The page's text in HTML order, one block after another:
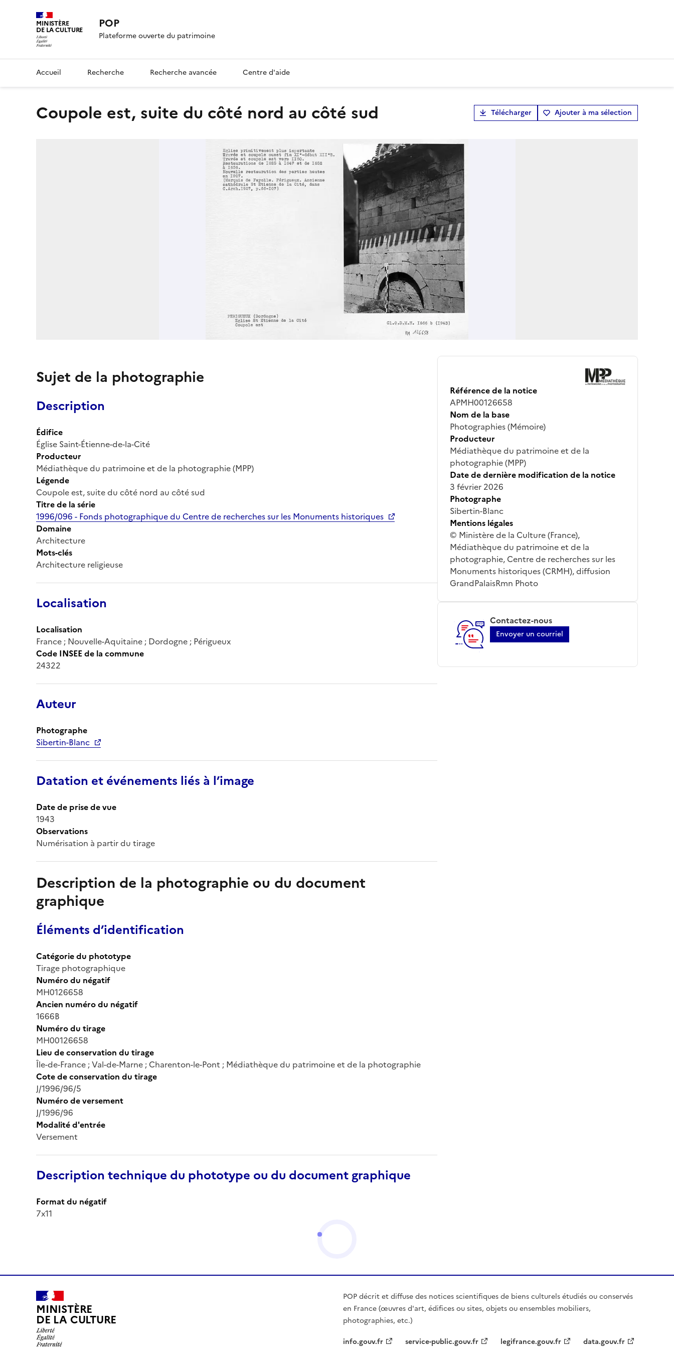
MINISTÈRE
DE LA CULTURE POP
Plateforme ouverte du patrimoine
Accueil Recherche Recherche avancée Centre d'aide
Coupole est, suite du côté nord au côté sud Télécharger Ajouter à ma sélection
Sujet de la photographie
Description
Édifice
Église Saint-Étienne-de-la-Cité
Producteur
Médiathèque du patrimoine et de la photographie (MPP)
Légende
Coupole est, suite du côté nord au côté sud
Titre de la série
1996/096 - Fonds photographique du Centre de recherches sur les Monuments historiques
Domaine
Architecture
Mots-clés
Architecture religieuse
Localisation
Localisation
France ; Nouvelle-Aquitaine ; Dordogne ; Périgueux
Code INSEE de la commune
24322
Auteur
Photographe
Sibertin-Blanc
Datation et événements liés à l’image
Date de prise de vue
1943
Observations
Numérisation à partir du tirage
Description de la photographie ou du document
graphique
Éléments d’identification
Catégorie du phototype
Tirage photographique
Numéro du négatif
MH0126658
Ancien numéro du négatif
1666B
Numéro du tirage
MH00126658
Lieu de conservation du tirage
Île-de-France ; Val-de-Marne ; Charenton-le-Pont ; Médiathèque du patrimoine et de la photographie
Cote de conservation du tirage
J/1996/96/5
Numéro de versement
J/1996/96
Modalité d'entrée
Versement
Description technique du phototype ou du document graphique
Format du négatif
7x11
Référence de la notice
APMH00126658
Nom de la base
Photographies (Mémoire)
Producteur
Médiathèque du patrimoine et de la
photographie (MPP)
Date de dernière modification de la notice
3 février 2026
Photographe
Sibertin-Blanc
Mentions légales
© Ministère de la Culture (France),
Médiathèque du patrimoine et de la
photographie, Centre de recherches sur les
Monuments historiques (CRMH), diffusion
GrandPalaisRmn Photo
Contactez-nous
Envoyer un courriel
MINISTÈRE
DE LA CULTURE
POP décrit et diffuse des notices scientifiques de biens culturels étudiés ou conservés
en France (œuvres d'art, édifices ou sites, objets ou ensembles mobiliers,
photographies, etc.)
info.gouv.fr
service-public.gouv.fr legifrance.gouv.fr data.gouv.fr